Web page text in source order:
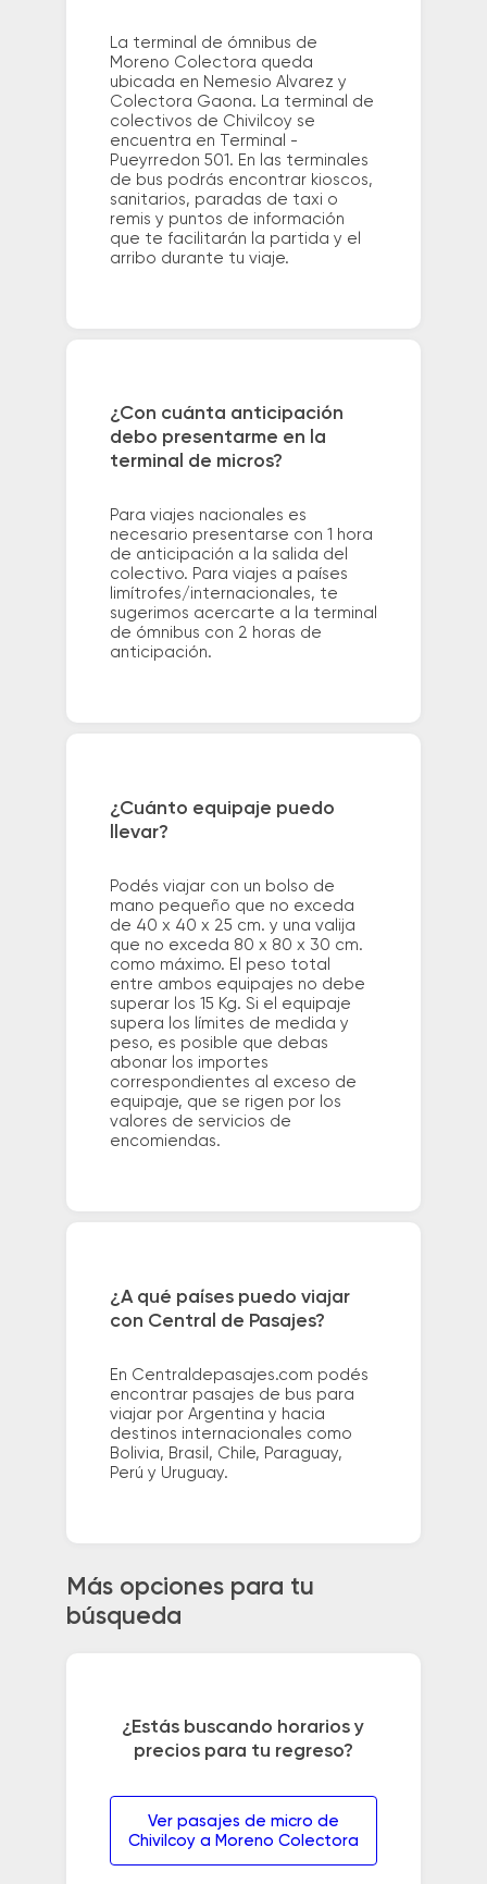
La terminal de ómnibus de
Moreno Colectora queda
ubicada en Nemesio Alvarez y
Colectora Gaona. La terminal de
colectivos de Chivilcoy se
encuentra en Terminal -
Pueyrredon 501. En las terminales
de bus podrás encontrar kioscos,
sanitarios, paradas de taxi o
remis y puntos de información
que te facilitarán la partida y el
arribo durante tu viaje.
¿Con cuánta anticipación
debo presentarme en la
terminal de micros?
Para viajes nacionales es
necesario presentarse con 1 hora
de anticipación a la salida del
colectivo. Para viajes a países
limítrofes/internacionales, te
sugerimos acercarte a la terminal
de ómnibus con 2 horas de
anticipación.
¿Cuánto equipaje puedo
llevar?
Podés viajar con un bolso de
mano pequeño que no exceda
de 40 x 40 x 25 cm. y una valija
que no exceda 80 x 80 x 30 cm.
como máximo. El peso total
entre ambos equipajes no debe
superar los 15 Kg. Si el equipaje
supera los límites de medida y
peso, es posible que debas
abonar los importes
correspondientes al exceso de
equipaje, que se rigen por los
valores de servicios de
encomiendas.
¿A qué países puedo viajar
con Central de Pasajes?
En Centraldepasajes.com podés
encontrar pasajes de bus para
viajar por Argentina y hacia
destinos internacionales como
Bolivia, Brasil, Chile, Paraguay,
Perú y Uruguay.
Más opciones para tu
búsqueda
¿Estás buscando horarios y
precios para tu regreso?
Ver pasajes de micro de
Chivilcoy a Moreno Colectora